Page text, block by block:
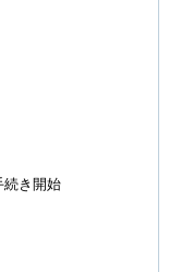
き開始